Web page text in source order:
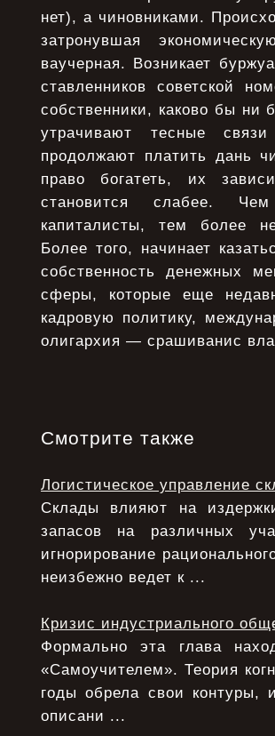
нет), а чиновниками.
затронувшая
ваучерная. Возникает
ставленников советской
собственники, каково бы ни
утрачивают тесные
продолжают платить дань
право богатеть, их
становится слабее.
капиталисты, тем более
Более того, начинает
собственность денежных
сферы, которые еще
кадровую политику,
олигархия — срашиванис
Смотрите также
Логистическое управление
Склады влияют на
запасов на различных
игнорирование
неизбежно ведет к ...
Кризис индустриального
Формально эта глава
«Самоучителем». Теория
годы обрела свои контуры,
описани ...